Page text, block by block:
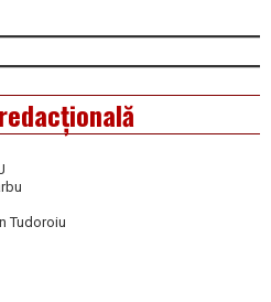
Tudoroiu